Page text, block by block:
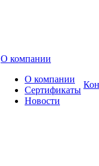
О компании
О компании
Сертификаты
Новости